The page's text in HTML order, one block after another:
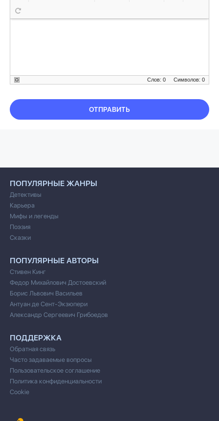
Символов: 0
Слов: 0
ОТПРАВИТЬ
ПОПУЛЯРНЫЕ ЖАНРЫ
Детективы
Карьера
Мифы и легенды
Поэзия
Сказки
ПОПУЛЯРНЫЕ АВТОРЫ
Стивен Кинг
Федор Михайлович Достоевский
Борис Львович Васильев
Антуан де Сент-Экзюпери
Александр Сергеевич Грибоедов
ПОДДЕРЖКА
Обратная связь
Часто задаваемые вопросы
Пользовательское соглашение
Политика конфиденциальности
Cookie